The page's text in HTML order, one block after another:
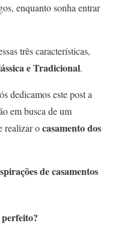
enquanto sonha entrar
três características,
e Tradicional.
dedicamos este post a
em busca de um
realizar ocasamento dos
de casamentos